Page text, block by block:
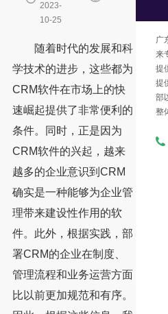
2023-
10-25
随着时代的发展和科
学技术的进步，这些都为
CRM软件在市场上的快
速崛起提供了非常便利的
条件。同时，正是因为
CRM软件的兴起，越来
越多的企业意识到CRM
确实是一种能够为企业管
理带来建设性作用的软
件。此外，根据实践，部
署CRM的企业在制度、
管理流程和业务运营方面
比以前更加规范和有序。
广
来
提
提
部
整